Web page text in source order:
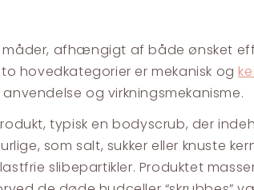
måder, afhængigt af både ønsket
hovedkategorier er mekanisk og
og virkningsmekanisme.
typisk en bodyscrub, der
som salt, sukker eller knuste
slibepartikler. Produktet